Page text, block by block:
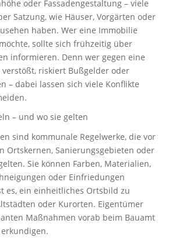
oder Fassadengestaltung – viele
Satzung, wie Häuser, Vorgärten oder
haben. Wer eine Immobilie
sollte sich frühzeitig über
informieren. Denn wer gegen eine
verstößt, riskiert Bußgelder oder
– dabei lassen sich viele Konflikte
– und wo sie gelten
sind kommunale Regelwerke, die vor
Ortskernen, Sanierungsgebieten oder
Sie können Farben, Materialien,
oder Einfriedungen
es, ein einheitliches Ortsbild zu
oder Kurorten. Eigentümer
Maßnahmen vorab beim Bauamt